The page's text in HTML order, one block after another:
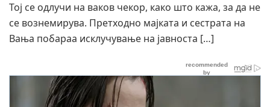
Тој се одлучи на ваков чекор, како што кажа, за да не
се вознемирува. Претходно мајката и сестрата на
Вања побараа исклучување на јавноста […]